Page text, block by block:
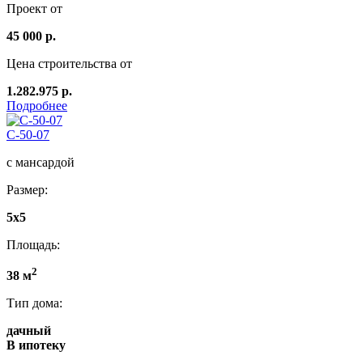
Проект от
45 000 р.
Цена строительства от
1.282.975 р.
Подробнее
C-50-07
с мансардой
Размер:
5x5
Площадь:
38 м2
Тип дома:
дачный
В ипотеку